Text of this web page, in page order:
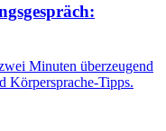
Minuten überzeugend
Körpersprache-Tipps.